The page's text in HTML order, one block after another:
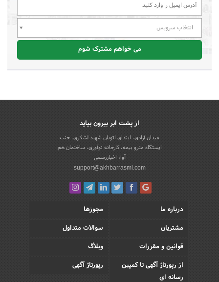
انتخاب سرویس
می خواهم مشترک شوم
از پشت ابر بیرون بیاید
میدان آزادی، ابتدای اتوبان شهید لشکری، جنب
ایستگاه مترو بیمه، کارخانه نوآوری، ساختمان هم
آوا، اخباررسمی
support@akhbarrasmi.com
درباره ما
مجوزها
مشتریان
سوالات متداول
قوانین و مقررات
وبلاگ
از رپورتاژ آگهی تا کمپین
رسانه ای
رپورتاژ آگهی